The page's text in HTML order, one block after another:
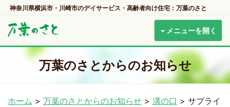
神奈川県横浜市・川崎市のデイサービス・高齢者向け住宅：万葉のさと
メニューを開く
万葉のさとからのお知らせ
ホーム > 万葉のさとからのお知らせ > 溝の口 > サプライ